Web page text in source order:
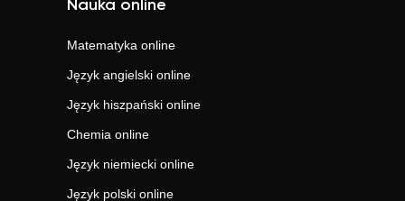
Nauka online
Matematyka online
Język angielski online
Język hiszpański online
Chemia online
Język niemiecki online
Język polski online